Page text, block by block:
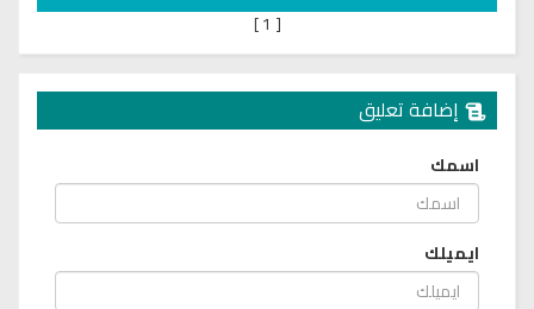
[
]
إضافة تعليق
اسمك
ايميلك